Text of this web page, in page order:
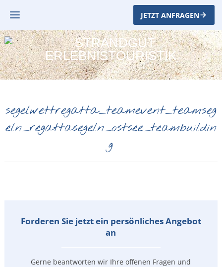
JETZT ANFRAGEN
segelwettregatta_teamevent_teamseg
eln_regattasegeln_ostsee_teambuildin
g
Forderen Sie jetzt ein persönliches Angebot
an
Gerne beantworten wir Ihre offenen Fragen und